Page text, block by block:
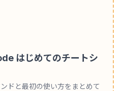
はじめてのチートシ
ドと最初の使い方をまとめて